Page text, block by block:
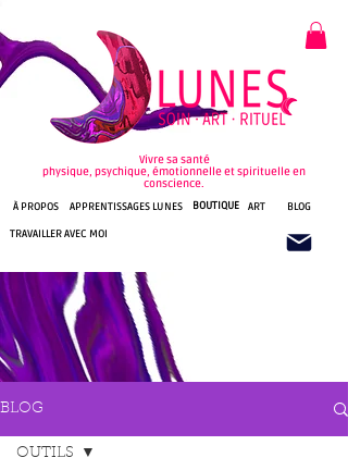
Vivre sa santé
physique, psychique, émotionnelle et spirituelle en
conscience.
À PROPOS
APPRENTISSAGES LUNES
TRAVAILLER AVEC MOI
ART
BOUTIQUE BLOG
BLOG
OUTILS